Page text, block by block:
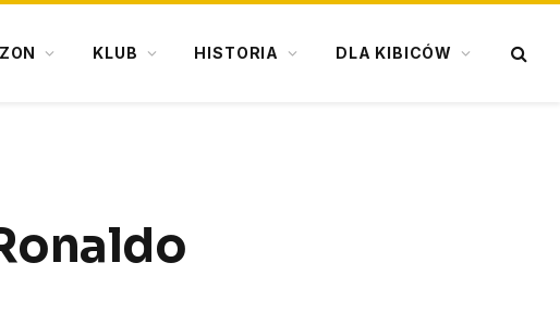
KLUB HISTORIA DLA KIBICÓW